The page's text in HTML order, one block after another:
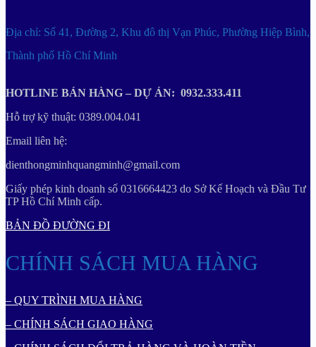
Địa chỉ: Số 41, Đường 2, Khu đô thị Vạn Phúc, Phường Hiệp Bình,
Thành phố Hồ Chí Minh
HOTLINE BÁN HÀNG – DỰ ÁN: 0932.333.411
Hỗ trợ kỹ thuật: 0389.004.041
Email liên hệ:
dienthongminhquangminh@gmail.com
Giấy phép kinh doanh số 0316664423 do Sở Kế Hoạch và Đầu Tư
TP Hồ Chí Minh cấp.
BẢN ĐỒ ĐƯỜNG ĐI
CHÍNH SÁCH MUA HÀNG
– QUY TRÌNH MUA HÀNG
– CHÍNH SÁCH GIAO HÀNG